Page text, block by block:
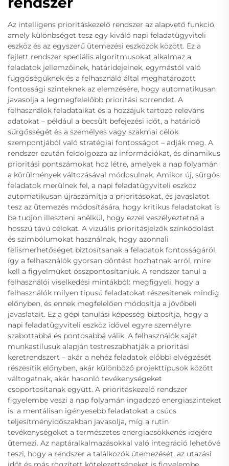
Az intelligens prioritáskezelő rendszer az alapvető funkció,
amely különbséget tesz egy kiváló napi feladatügyviteli
eszköz és az egyszerű ütemezési eszközök között. Ez a
fejlett rendszer speciális algoritmusokat alkalmaz a
feladatok jellemzőinek, határidejeinek, egymástól való
függőségüknek és a felhasználó által meghatározott
fontossági szinteknek az elemzésére, hogy automatikusan
javasolja a legmegfelelőbb prioritási sorrendet. A
felhasználók feladataikat és a hozzájuk tartozó releváns
adatokat – például a becsült befejezési időt, a határidő
sürgősségét és a személyes vagy szakmai célok
szempontjából való stratégiai fontosságot – adják meg. A
rendszer ezután feldolgozza az információkat, és dinamikus
prioritási pontszámokat hoz létre, amelyek a nap folyamán
a körülmények változásával módosulnak. Amikor új, sürgős
feladatok merülnek fel, a napi feladatügyviteli eszköz
automatikusan újraszámítja a prioritásokat, és javaslatot
tesz az ütemezés módosítására, hogy kritikus feladatokat is
be tudjon illeszteni anélkül, hogy ezzel veszélyeztetné a
hosszú távú célokat. A vizuális prioritásjelzők színkódolást
és szimbólumokat használnak, hogy azonnali
felismerhetőséget biztosítsanak a feladatok fontosságáról,
így a felhasználók gyorsan döntést hozhatnak arról, mire
kell a figyelmüket összpontosítaniuk. A rendszer tanul a
felhasználói viselkedési mintákból: megfigyeli, hogy a
felhasználók milyen típusú feladatokat részesítenek mindig
előnyben, és ennek megfelelően módosítja a jövőbeli
javaslatait. Ez a gépi tanulási képesség biztosítja, hogy a
napi feladatügyviteli eszköz idővel egyre személyre
szabottabbá és pontosabbá válik. A felhasználók saját
munkastílusuk alapján testreszabhatják a prioritási
keretrendszert – akár a nehéz feladatok előbbi elvégzését
részesítik előnyben, akár különböző projekttípusok között
váltogatnak, akár hasonló tevékenységeket
csoportosítanak együtt. A prioritáskezelő rendszer
figyelembe veszi a nap folyamán ingadozó energiaszinteket
is: a mentálisan igényesebb feladatokat a csúcs
teljesítményidőszakban javasolja, míg a rutin
tevékenységeket a természetes energiacsökkenés idejére
ütemezi. Az naptáralkalmazásokkal való integráció lehetővé
teszi, hogy a rendszer a találkozók ütemezését, az utazási